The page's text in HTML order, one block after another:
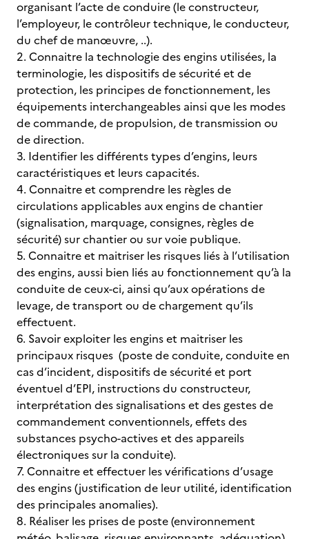
organisant l’acte de conduire (le constructeur,
l’employeur, le contrôleur technique, le conducteur,
du chef de manœuvre, ..).
2. Connaitre la technologie des engins utilisées, la
terminologie, les dispositifs de sécurité et de
protection, les principes de fonctionnement, les
équipements interchangeables ainsi que les modes
de commande, de propulsion, de transmission ou
de direction.
3. Identifier les différents types d’engins, leurs
caractéristiques et leurs capacités.
4. Connaitre et comprendre les règles de
circulations applicables aux engins de chantier
(signalisation, marquage, consignes, règles de
sécurité) sur chantier ou sur voie publique.
5. Connaitre et maitriser les risques liés à l’utilisation
des engins, aussi bien liés au fonctionnement qu’à la
conduite de ceux-ci, ainsi qu’aux opérations de
levage, de transport ou de chargement qu’ils
effectuent.
6. Savoir exploiter les engins et maitriser les
principaux risques (poste de conduite, conduite en
cas d’incident, dispositifs de sécurité et port
éventuel d’EPI, instructions du constructeur,
interprétation des signalisations et des gestes de
commandement conventionnels, effets des
substances psycho-actives et des appareils
électroniques sur la conduite).
7. Connaitre et effectuer les vérifications d’usage
des engins (justification de leur utilité, identification
des principales anomalies).
8. Réaliser les prises de poste (environnement